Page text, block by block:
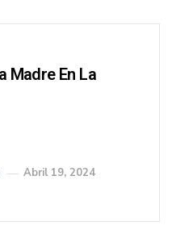
Madre En La
Abril 19, 2024